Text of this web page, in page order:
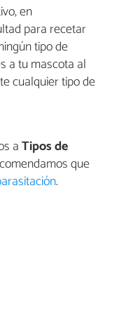
en
para recetar
tipo de
a tu mascota al
cualquier tipo de
aTipos de
que
.